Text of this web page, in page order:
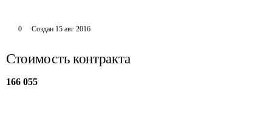
0 Создан 15 авг 2016
Стоимость контракта
166 055